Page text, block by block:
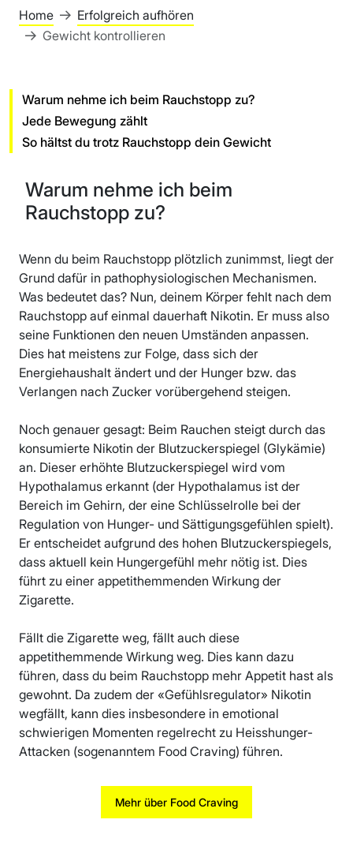
Home
Erfolgreich aufhören
Gewicht kontrollieren
Warum nehme ich beim Rauchstopp zu?
Jede Bewegung zählt
So hältst du trotz Rauchstopp dein Gewicht
Warum nehme ich beim
Rauchstopp zu?
Wenn du beim Rauchstopp plötzlich zunimmst, liegt der
Grund dafür in pathophysiologischen Mechanismen.
Was bedeutet das? Nun, deinem Körper fehlt nach dem
Rauchstopp auf einmal dauerhaft Nikotin. Er muss also
seine Funktionen den neuen Umständen anpassen.
Dies hat meistens zur Folge, dass sich der
Energiehaushalt ändert und der Hunger bzw. das
Verlangen nach Zucker vorübergehend steigen.
Noch genauer gesagt: Beim Rauchen steigt durch das
konsumierte Nikotin der Blutzuckerspiegel (Glykämie)
an. Dieser erhöhte Blutzuckerspiegel wird vom
Hypothalamus erkannt (der Hypothalamus ist der
Bereich im Gehirn, der eine Schlüsselrolle bei der
Regulation von Hunger- und Sättigungsgefühlen spielt).
Er entscheidet aufgrund des hohen Blutzuckerspiegels,
dass aktuell kein Hungergefühl mehr nötig ist. Dies
führt zu einer appetithemmenden Wirkung der
Zigarette.
Fällt die Zigarette weg, fällt auch diese
appetithemmende Wirkung weg. Dies kann dazu
führen, dass du beim Rauchstopp mehr Appetit hast als
gewohnt. Da zudem der «Gefühlsregulator» Nikotin
wegfällt, kann dies insbesondere in emotional
schwierigen Momenten regelrecht zu Heisshunger-
Attacken (sogenanntem Food Craving) führen.
Mehr über Food Craving